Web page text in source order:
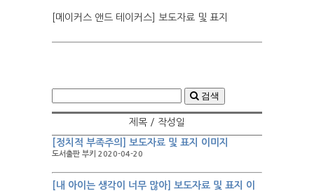
[메이커스 앤드 테이커스] 보도자료 및 표지
검색
제목 / 작성일
[정치적 부족주의] 보도자료 및 표지 이미지
도서출판 부키 2020-04-20
[내 아이는 생각이 너무 많아] 보도자료 및 표지 이